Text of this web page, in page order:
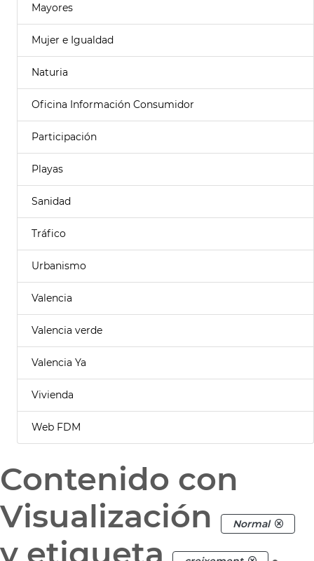
Mayores
Mujer e Igualdad
Naturia
Oficina Información Consumidor
Participación
Playas
Sanidad
Tráfico
Urbanismo
Valencia
Valencia verde
Valencia Ya
Vivienda
Web FDM
Contenido con
Visualización
Normal
y etiqueta .